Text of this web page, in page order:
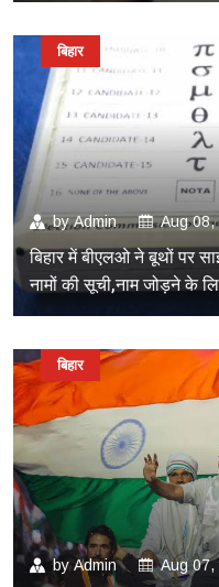
byAdmin Aug 08,
बिहार में बीएलओ ने बूथों पर
नामों की सूची,नाम जोड़ने के
बिहार
byAdmin Aug 07,
बिहार